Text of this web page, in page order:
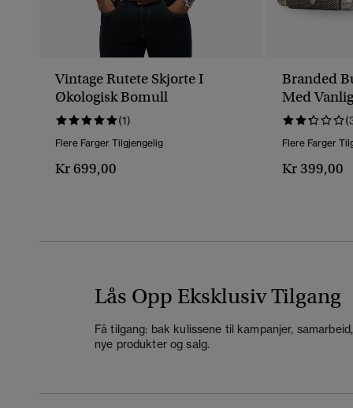
Vintage Rutete Skjorte I
Økologisk Bomull
(1)
Flere Farger Tilgjengelig
Kr 699,00
Branded
Med
Flere Farger
Kr 399,00
Lås Opp Eksklusiv Tilgang
Få tilgang: bak kulissene til kampanjer, samarbeid,
nye produkter og salg.